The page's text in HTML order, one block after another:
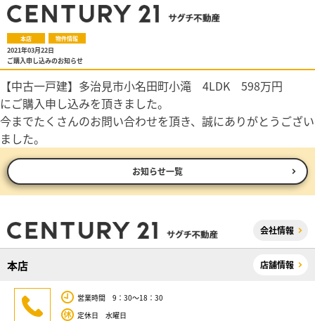
本店 物件情報
2021年03月22日
ご購入申し込みのお知らせ
【中古一戸建】多治見市小名田町小滝 4LDK 598万円
にご購入申し込みを頂きました。
今までたくさんのお問い合わせを頂き、誠にありがとうござい
ました。
お知らせ一覧
会社情報
本店 店舗情報
営業時間 9：30～18：30
定休日 水曜日